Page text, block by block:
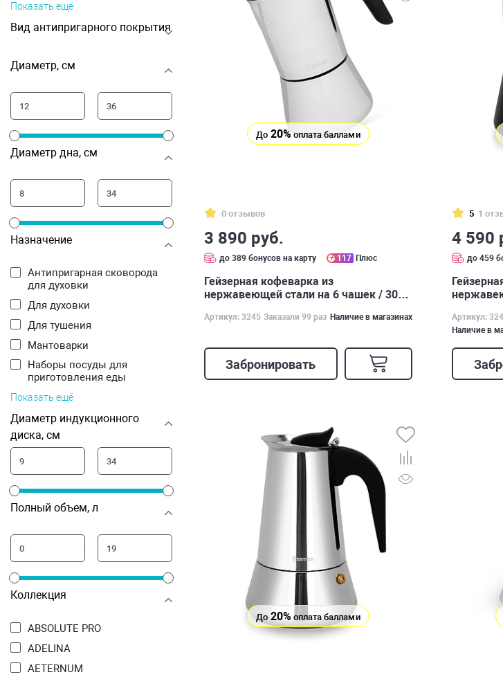
Показать ещё
Вид антипригарного покрытия
Диаметр, см
Диаметр дна, см
Назначение
Антипригарная сковорода
для духовки
Для духовки
Для тушения
Мантоварки
Наборы посуды для
приготовления еды
Показать ещё
Диаметр индукционного
диска, см
Полный объем, л
Коллекция
ABSOLUTE PRO
ADELINA
AETERNUM
До 20%оплата баллами
0 отзывов
3 890 руб.
до 389 бонусов на карту 117 Плюс
Гейзерная кофеварка из
нержавеющей стали на 6 чашек / 300
Артикул: 3245 Заказали 99 раз Наличие в магазинах
Забронировать
5 1
4 590
до 459
Артикул:
Наличие в
До 20%оплата баллами